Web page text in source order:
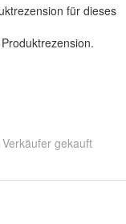
für dieses
.
gekauft